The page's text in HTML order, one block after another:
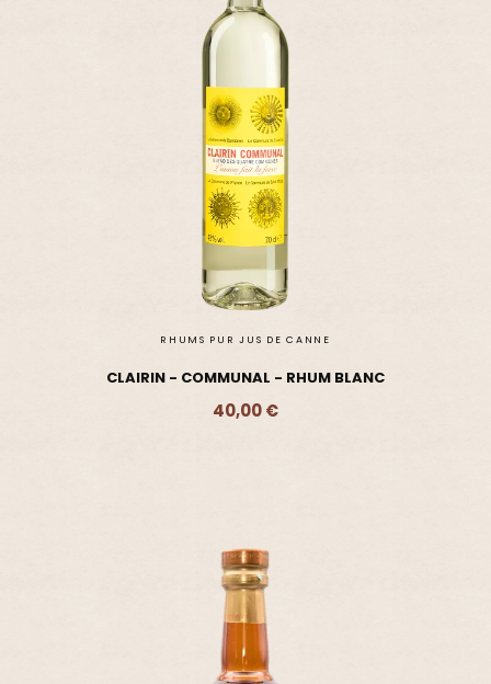
RHUMS PUR JUS DE CANNE
CLAIRIN - COMMUNAL - RHUM BLANC
40,00 €
Ajouter - 40,00 €